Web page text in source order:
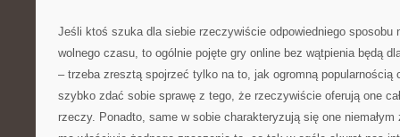
Jeśli ktoś szuka dla siebie rzeczywiście odpowiedniego sposobu
wolnego czasu, to ogólnie pojęte gry online bez wątpienia będą
– trzeba zresztą spojrzeć tylko na to, jak ogromną popularnością
szybko zdać sobie sprawę z tego, że rzeczywiście oferują one
rzeczy. Ponadto, same w sobie charakteryzują się one